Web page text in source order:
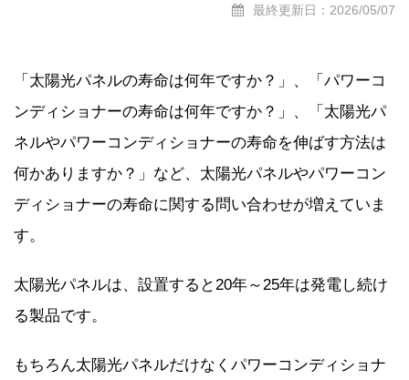
最終更新日：2026/05/07
「太陽光パネルの寿命は何年ですか？」、「パワーコ
ンディショナーの寿命は何年ですか？」、「太陽光パ
ネルやパワーコンディショナーの寿命を伸ばす方法は
何かありますか？」など、太陽光パネルやパワーコン
ディショナーの寿命に関する問い合わせが増えていま
す。
太陽光パネルは、設置すると20年～25年は発電し続け
る製品です。
もちろん太陽光パネルだけなくパワーコンディショナ